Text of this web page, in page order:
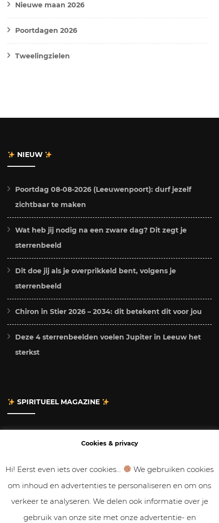
Nieuwe maan 2026
Poortdagen 2026
Tweelingzielen
NIEUW
Poortdag 08-08-2026 (Leeuwenpoort): durf jezelf
zichtbaar te maken
Wat heb jij nodig na een zware dag? Dit zegt je
sterrenbeeld
Dit doe jij als je overprikkeld bent, volgens je
sterrenbeeld
Chiron in Stier 2026 – 2034: dit betekent dit voor jou
Deze 4 sterrenbeelden voelen Jupiter in Leeuw het
sterkst
SPIRITUEEL MAGAZINE
Gastbloggen
Samenwerken
Cookies & privacy
Hi! Eerst even iets over cookies...
We gebruiken cookies
om inhoud en advertenties te personaliseren en om ons
verkeer te analyseren. We delen ook informatie over je
gebruik van onze site met onze advertentie- en